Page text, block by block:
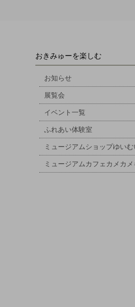
おきみゅーを楽しむ
お知らせ
展覧会
イベント一覧
ふれあい体験室
ミュージアムショップゆいむ
ミュージアムカフェカメカ